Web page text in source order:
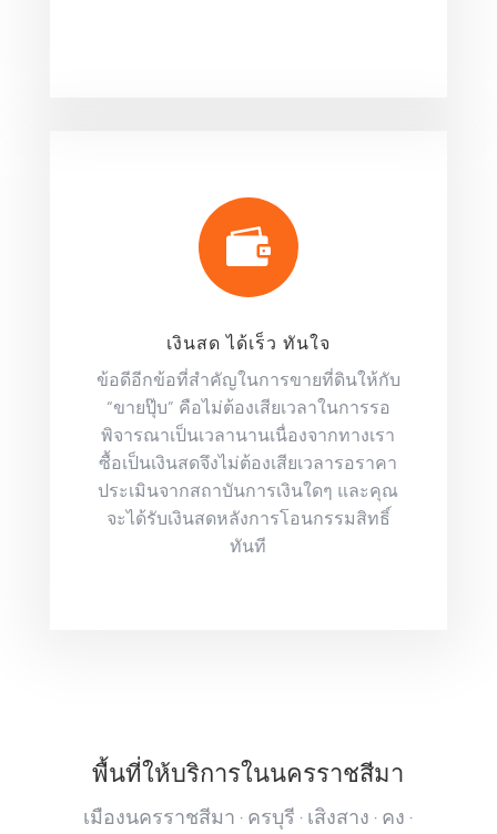

เงินสด ได้เร็ว ทันใจ
ข้อดีอีกข้อที่สำคัญในการขายที่ดินให้กับ
“ขายปุ๊บ” คือไม่ต้องเสียเวลาในการรอ
พิจารณาเป็นเวลานานเนื่องจากทางเรา
ซื้อเป็นเงินสดจึงไม่ต้องเสียเวลารอราคา
ประเมินจากสถาบันการเงินใดๆ และคุณ
จะได้รับเงินสดหลังการโอนกรรมสิทธิ์
ทันที
พื้นที่ให้บริการในนครราชสีมา
เมืองนครราชสีมา · ครบุรี · เสิงสาง · คง ·